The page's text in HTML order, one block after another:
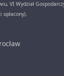
VI Wydział
opłacony).